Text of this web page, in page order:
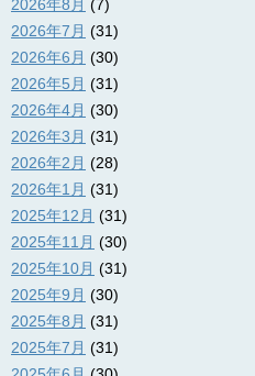
2026年8月 (7)
2026年7月 (31)
2026年6月 (30)
2026年5月 (31)
2026年4月 (30)
2026年3月 (31)
2026年2月 (28)
2026年1月 (31)
2025年12月 (31)
2025年11月 (30)
2025年10月 (31)
2025年9月 (30)
2025年8月 (31)
2025年7月 (31)